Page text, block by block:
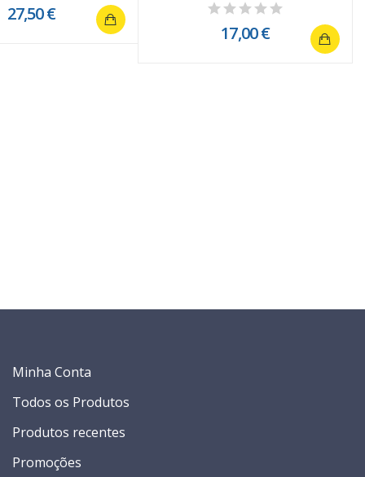
27,50 €
17,00 €
Minha Conta
Todos os Produtos
Produtos recentes
Promoções